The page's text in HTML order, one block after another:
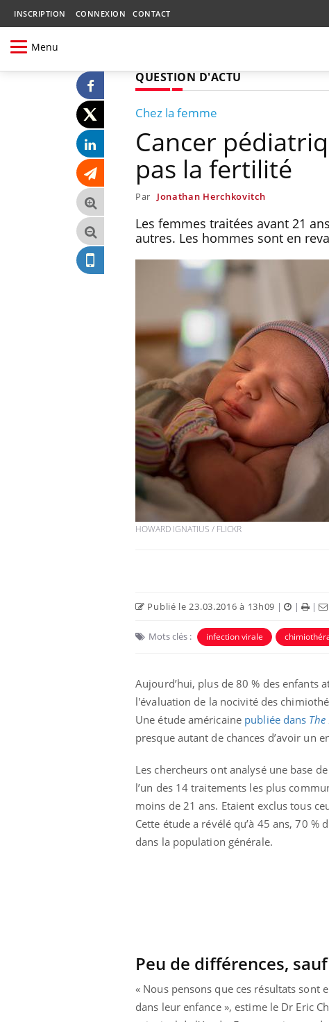
INSCRIPTION CONNEXION CONTACT
Menu
QUESTION D'ACTU
Chez la femme
Cancer
pas la fertilité
Par Jonathan Herchkovitch
Les femmes traitées avant 21
autres. Les hommes sont en
HOWARD IGNATIUS / FLICKR
Publié le 23.03.2016 à 13h09 | | |
Mots clés : infection virale
Aujourd’hui, plus de 80 % des enfants
l'évaluation de la nocivité des
Une étude américaine publiée dans
presque autant de chances d’avoir un
Les chercheurs ont analysé une base
l’un des 14 traitements les plus
moins de 21 ans. Etaient exclus tous
Cette étude a révélé qu’à 45 ans, 70
dans la population générale.
Peu de différences,
« Nous pensons que ces résultats
dans leur enfance », estime le Dr Eric
Fortes chaleurs :
pourquoi le risque de
noyade grimpe-t-il ?
de protéines pourrait
finalement être bénéfique